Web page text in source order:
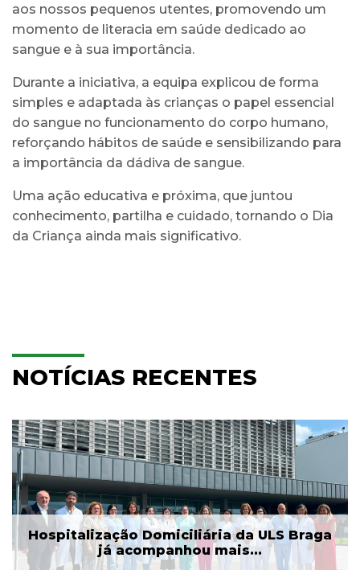
aos nossos pequenos utentes, promovendo um
momento de literacia em saúde dedicado ao
sangue e à sua importância.
Durante a iniciativa, a equipa explicou de forma
simples e adaptada às crianças o papel essencial
do sangue no funcionamento do corpo humano,
reforçando hábitos de saúde e sensibilizando para
a importância da dádiva de sangue.
Uma ação educativa e próxima, que juntou
conhecimento, partilha e cuidado, tornando o Dia
da Criança ainda mais significativo.
NOTÍCIAS RECENTES
Hospitalização Domiciliária da ULS Braga
já acompanhou mais...